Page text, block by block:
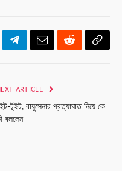
TelegramEmailRedditCopy
ARTICLE
টুইট, বায়ুসেনার প্রত্যাঘাত নিয়ে কে
বললেন